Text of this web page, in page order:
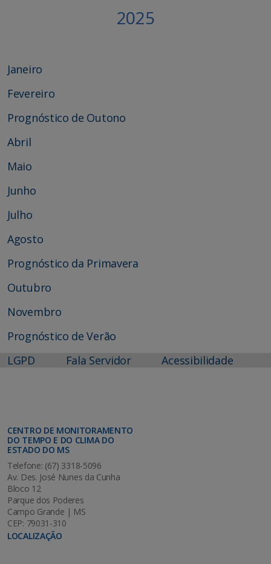
2025
Janeiro
Fevereiro
Prognóstico de Outono
Abril
Maio
Junho
Julho
Agosto
Prognóstico da Primavera
Outubro
Novembro
Prognóstico de Verão
LGPD
Fala Servidor Acessibilidade
CENTRO DE MONITORAMENTO
DO TEMPO E DO CLIMA DO
ESTADO DO MS
Telefone: (67) 3318-5096
Av. Des. José Nunes da Cunha
Bloco 12
Parque dos Poderes
Campo Grande | MS
CEP: 79031-310
LOCALIZAÇÃO